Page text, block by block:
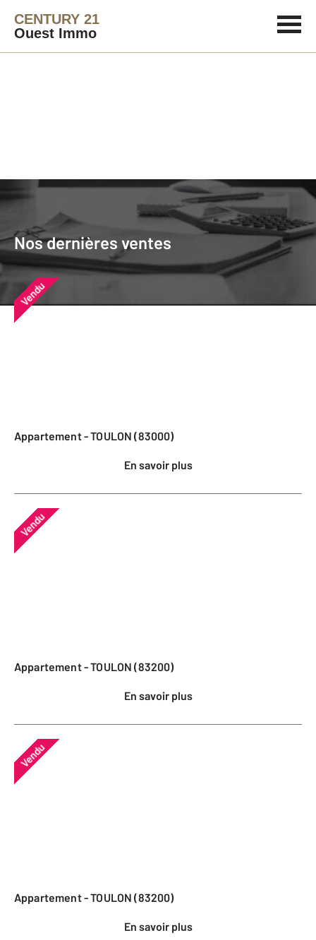
CENTURY 21
Ouest Immo
Nos dernières ventes
Nos dernières ventes
Nos derniers biens vendus près de
chez vous
Vendu
Appartement - TOULON (83000)
En savoir plus
Vendu
Appartement - TOULON (83200)
En savoir plus
Vendu
Appartement - TOULON (83200)
En savoir plus